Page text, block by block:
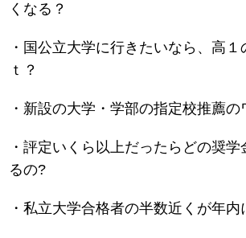
くなる？
・国公立大学に行きたいなら、高１
ｔ？
・新設の大学・学部の指定校推薦の
・評定いくら以上だったらどの奨
るの?
・私立大学合格者の半数近くが年内